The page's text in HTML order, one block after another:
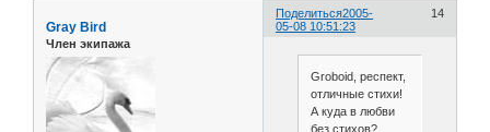
Поделиться 14
2005-
05-08 10:51:23
Gray Bird
Член экипажа
Groboid, респект,
отличные стихи!
А куда в любви
без стихов?